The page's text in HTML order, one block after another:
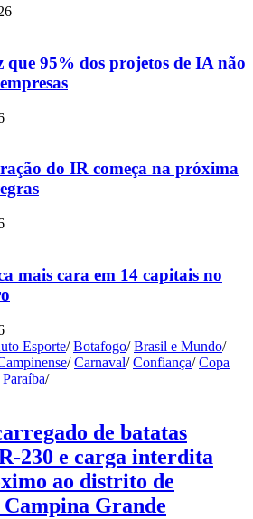
que 95% dos projetos de IA não
do IR começa na próxima
mais cara em 14 capitais no
Esporte/ Botafogo/ Brasil e Mundo/
/ Carnaval/ Confiança/ Copa
/
de batatas
230 e carga interdita
ao distrito de
Grande